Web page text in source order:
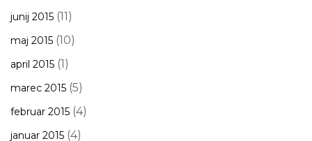
junij 2015 (11)
maj 2015 (10)
april 2015 (1)
marec 2015 (5)
februar 2015 (4)
januar 2015 (4)